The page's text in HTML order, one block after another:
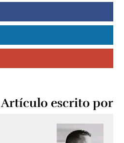
Artículo escrito por